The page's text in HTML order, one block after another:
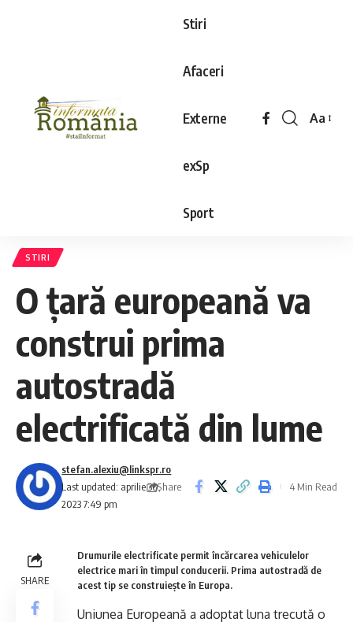
Stiri
Afaceri
Externe
exSp
Sport
Aa
STIRI
O țară europeană va
construi prima
autostradă
electrificată din lume
Last updated: aprilie 30,
2023 7:49 pm
stefan.alexiu@linkspr.ro
Share
4 Min Read
SHARE
Drumurile electrificate permit încărcarea vehiculelor
electrice mari în timpul conducerii. Prima autostradă de
acest tip se construiește în Europa.
Uniunea Europeană a adoptat luna trecută o